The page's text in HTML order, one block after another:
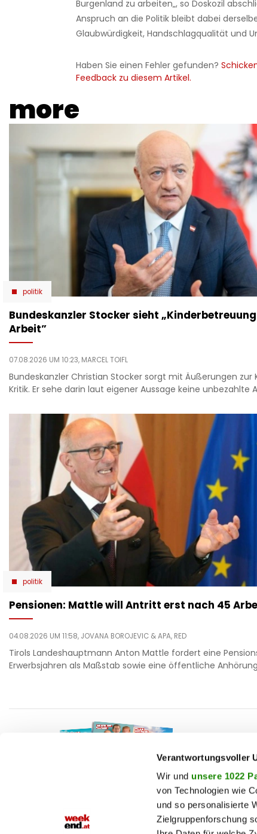
Verantwortungsvoller
Wir und unsere 1022
von Technologien wie
und so personalisierte
Zielgruppenforschung
Burgenland zu arbeiten„, so Doskozil
Anspruch an die Politik bleibt dabei
Glaubwürdigkeit, Handschlagqualität und
Haben Sie einen Fehler gefunden?
Feedback zu diesem Artikel.
more
politik
Bundeskanzler Stocker sieht
Arbeit”
07.08.2026 UM 10:23, MARCEL TOIFL
Bundeskanzler Christian Stocker sorgt mit Äußerungen
Kritik. Er sehe darin laut eigener Aussage keine unbezahlte
politik
Pensionen: Mattle will Antritt erst nach 45
04.08.2026 UM 11:58, JOVANA BOROJEVIC & APA, RED
Tirols Landeshauptmann Anton Mattle fordert eine
Erwerbsjahren als Maßstab sowie eine öffentliche